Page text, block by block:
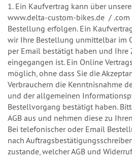
1. Ein Kaufvertrag kann über
www.delta-custom-bikes.de /
Bestellung erfolgen. Ein
wir Ihre Bestellung unmittelbar im
per Email bestätigt haben und Ihre
eingegangen ist. Ein Online
möglich, ohne dass Sie die
Verbrauchern die Kenntnisnahme
und der allgemeinen
Bestellvorgang bestätigt haben.
AGB aus und nehmen diese zu
Bei telefonischer oder Email
nach
zustande, welcher AGB und